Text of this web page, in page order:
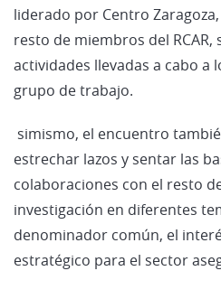
liderado por Centro
resto de miembros del
actividades llevadas a cabo a
grupo de trabajo.
simismo, el encuentro
estrechar lazos y sentar las
colaboraciones con el resto
investigación en diferentes
denominador común, el
estratégico para el sector